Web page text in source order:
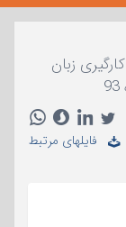
زبان
فایلهای مرتبط